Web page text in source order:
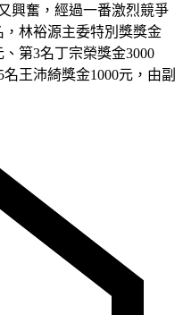
興奮，經過一番激烈競爭
林裕源主委特別獎獎金
第3名丁宗榮獎金3000
王沛綺獎金1000元，由副